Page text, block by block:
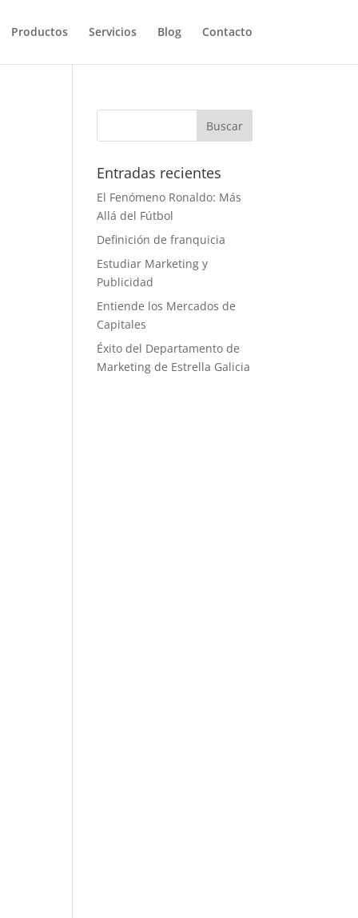
Productos Servicios Blog Contacto
Entradas recientes
El Fenómeno Ronaldo: Más
Allá del Fútbol
Definición de franquicia
Estudiar Marketing y
Publicidad
Entiende los Mercados de
Capitales
Éxito del Departamento de
Marketing de Estrella Galicia